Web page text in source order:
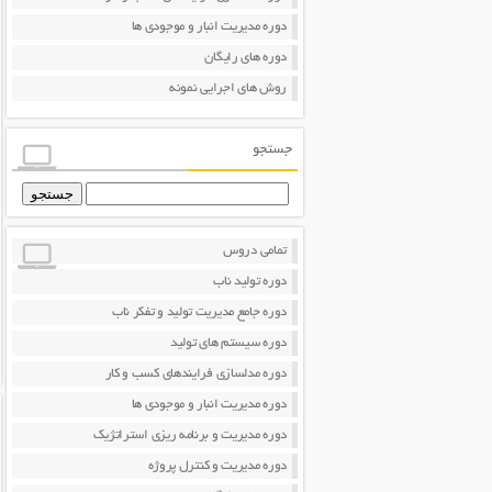
دوره مدیریت انبار و موجودی ها
دوره های رایگان
روش های اجرایی نمونه
جستجو
جستجو
تمامی دروس
دوره تولید ناب
دوره جامع مدیریت تولید و تفکر ناب
دوره سیستم های تولید
دوره مدلسازی فرایندهای کسب و کار
دوره مدیریت انبار و موجودی ها
دوره مدیریت و برنامه ریزی استراتژیک
دوره مدیریت و کنترل پروژه